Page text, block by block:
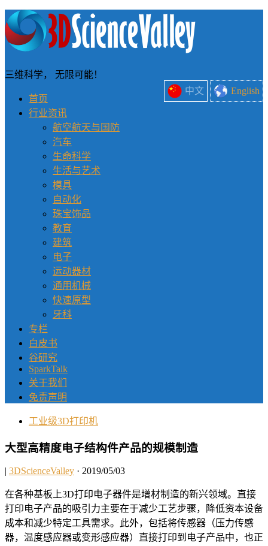
中文 English
三维科学， 无限可能！
首页
行业资讯
航空航天与国防
汽车
生命科学
生活与艺术
模具
自动化
珠宝饰品
教育
建筑
电子
运动器材
通用机械
快速原型
牙科
专栏
白皮书
谷研究
SparkTalk
关于我们
免责声明
工业级3D打印机
大型高精度电子结构件产品的规模制造
| 3DScienceValley · 2019/05/03
在各种基板上3D打印电子器件是增材制造的新兴领域。直接
打印电子产品的吸引力主要在于减少工艺步骤，降低资本设备
成本和减少特定工具需求。此外，包括将传感器（压力传感
器，温度感应器或变形感应器）直接打印到电子产品中，也正